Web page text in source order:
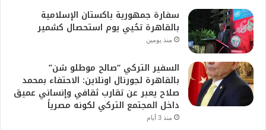
سفارة جمهورية باكستان الإسلامية
بالقاهرة تحُيي يوم استحصال كشمير
منذ يومين
السفير التركي “صالح موطلو شن”
بالقاهرة لجورنال اونلاين: الاحتفاء بمحمد
صلاح يعبر عن تقارب ثقافي وإنساني عميق
داخل المجتمع التركي لكونه مصرياً
منذ 3 أيام